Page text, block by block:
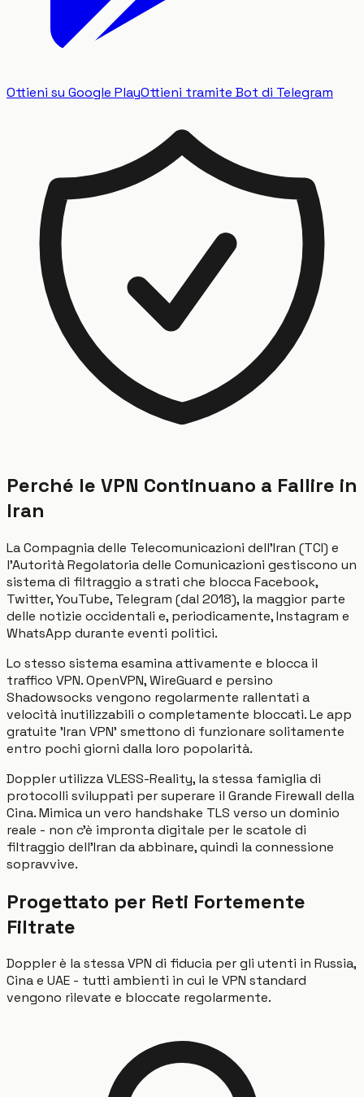
Ottieni su Google PlayOttieni tramite Bot di Telegram
Perché le VPN Continuano a Fallire in
Iran
La Compagnia delle Telecomunicazioni dell'Iran (TCI) e
l'Autorità Regolatoria delle Comunicazioni gestiscono un
sistema di filtraggio a strati che blocca Facebook,
Twitter, YouTube, Telegram (dal 2018), la maggior parte
delle notizie occidentali e, periodicamente, Instagram e
WhatsApp durante eventi politici.
Lo stesso sistema esamina attivamente e blocca il
traffico VPN. OpenVPN, WireGuard e persino
Shadowsocks vengono regolarmente rallentati a
velocità inutilizzabili o completamente bloccati. Le app
gratuite 'Iran VPN' smettono di funzionare solitamente
entro pochi giorni dalla loro popolarità.
Doppler utilizza VLESS-Reality, la stessa famiglia di
protocolli sviluppati per superare il Grande Firewall della
Cina. Mimica un vero handshake TLS verso un dominio
reale - non c'è impronta digitale per le scatole di
filtraggio dell'Iran da abbinare, quindi la connessione
sopravvive.
Progettato per Reti Fortemente
Filtrate
Doppler è la stessa VPN di fiducia per gli utenti in Russia,
Cina e UAE - tutti ambienti in cui le VPN standard
vengono rilevate e bloccate regolarmente.